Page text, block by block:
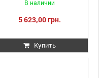
В наличии
5 623,00 грн.
Купить